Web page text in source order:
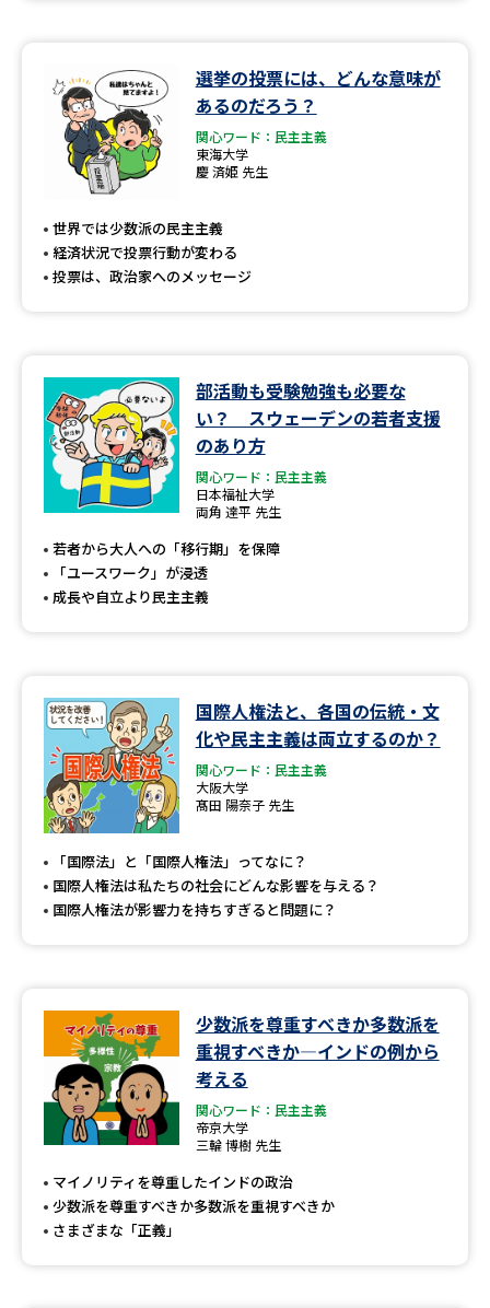
選挙の投票には、どんな意味が
あるのだろう？
関心ワード：民主主義
東海大学
慶 済姫 先生
世界では少数派の民主主義
経済状況で投票行動が変わる
投票は、政治家へのメッセージ
部活動も受験勉強も必要な
い？ スウェーデンの若者支援
のあり方
関心ワード：民主主義
日本福祉大学
両角 達平 先生
若者から大人への「移行期」を保障
「ユースワーク」が浸透
成長や自立より民主主義
国際人権法と、各国の伝統・文
化や民主主義は両立するのか？
関心ワード：民主主義
大阪大学
髙田 陽奈子 先生
「国際法」と「国際人権法」ってなに？
国際人権法は私たちの社会にどんな影響を与える？
国際人権法が影響力を持ちすぎると問題に？
少数派を尊重すべきか多数派を
重視すべきか―インドの例から
考える
関心ワード：民主主義
帝京大学
三輪 博樹 先生
マイノリティを尊重したインドの政治
少数派を尊重すべきか多数派を重視すべきか
さまざまな「正義」